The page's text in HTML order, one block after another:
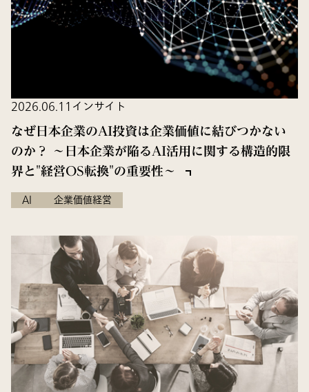
2026.06.11 インサイト
なぜ日本企業のAI投資は企業価値に結びつかない
のか？ ～日本企業が陥るAI活用に関する構造的限
界と"経営OS転換"の重要性～
AI 企業価値経営